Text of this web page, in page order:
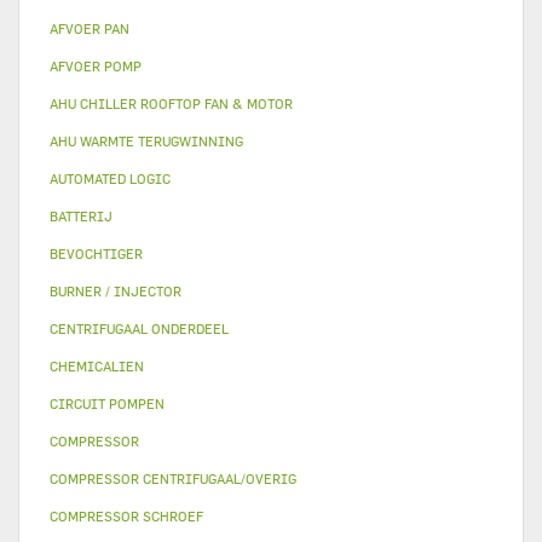
AFVOER PAN
AFVOER POMP
AHU CHILLER ROOFTOP FAN & MOTOR
AHU WARMTE TERUGWINNING
AUTOMATED LOGIC
BATTERIJ
BEVOCHTIGER
BURNER / INJECTOR
CENTRIFUGAAL ONDERDEEL
CHEMICALIEN
CIRCUIT POMPEN
COMPRESSOR
COMPRESSOR CENTRIFUGAAL/OVERIG
COMPRESSOR SCHROEF